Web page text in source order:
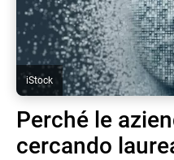
iStock
Perché le
cercando